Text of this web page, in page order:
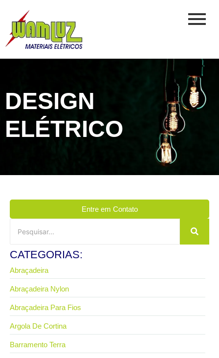
DESIGN
ELÉTRICO
Entre em Contato
CATEGORIAS:
Abraçadeira
Abraçadeira Nylon
Abraçadeira Para Fios
Argola De Cortina
Barramento Terra